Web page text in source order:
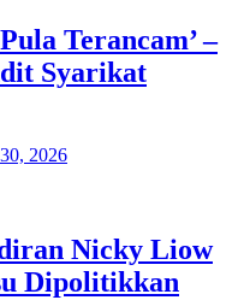
Terancam’ –
Syarikat
2026
Nicky Liow
Dipolitikkan